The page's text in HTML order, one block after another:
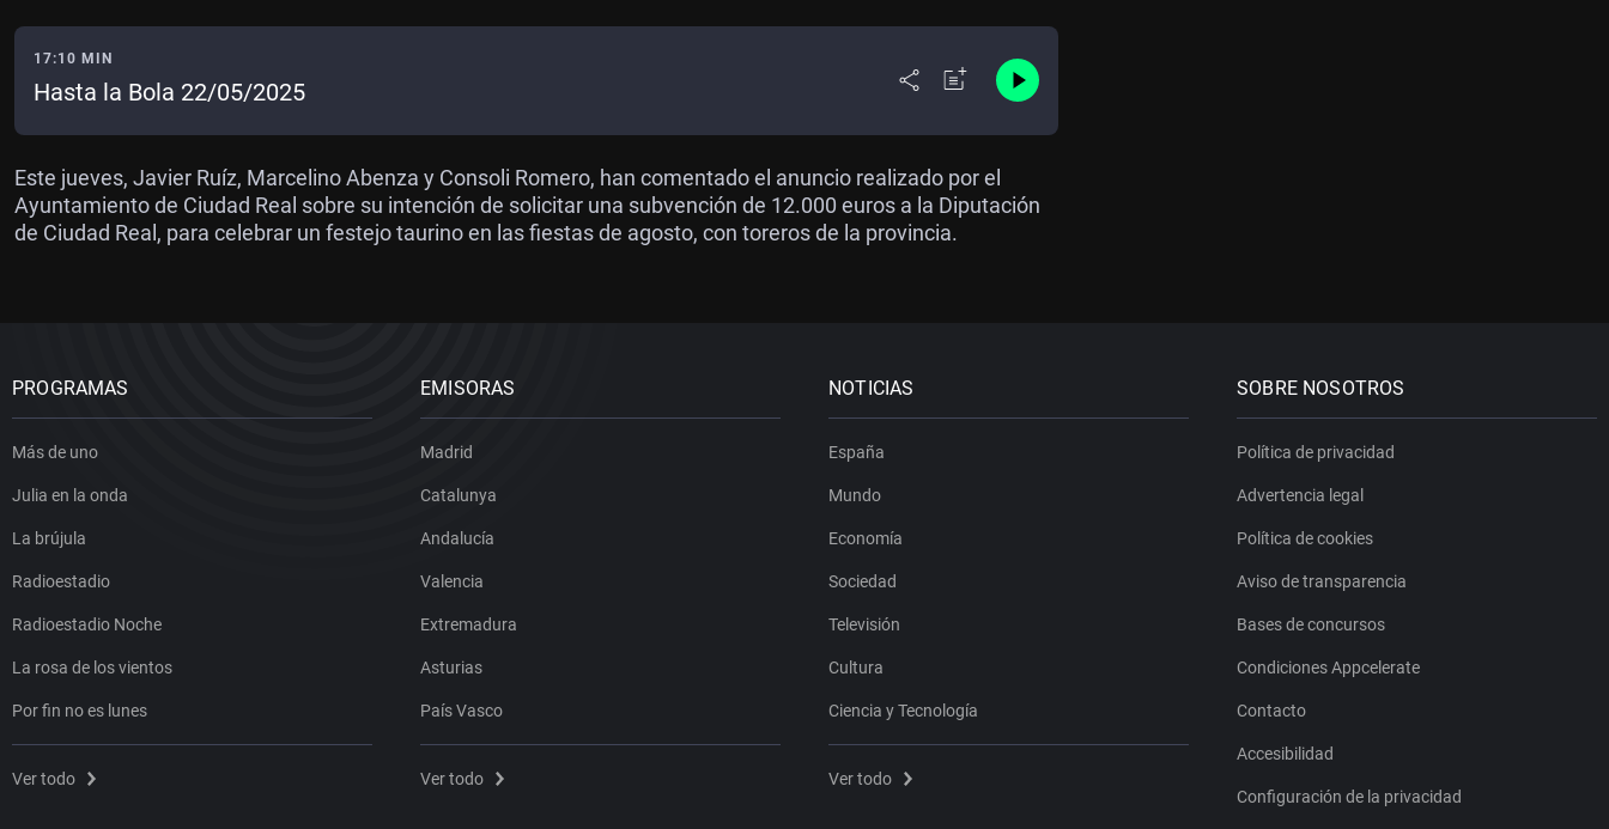
17:10 MIN
Hasta la Bola 22/05/2025
Este jueves, Javier Ruíz, Marcelino Abenza y Consoli Romero, han comentado el anuncio realizado por el
Ayuntamiento de Ciudad Real sobre su intención de solicitar una subvención de 12.000 euros a la Diputación
de Ciudad Real, para celebrar un festejo taurino en las fiestas de agosto, con toreros de la provincia.
PROGRAMAS
Más de uno
Julia en la onda
La brújula
Radioestadio
Radioestadio Noche
La rosa de los vientos
Por fin no es lunes
Ver todo
EMISORAS
Madrid
Catalunya
Andalucía
Valencia
Extremadura
Asturias
País Vasco
Ver todo
NOTICIAS
España
Mundo
Economía
Sociedad
Televisión
Cultura
Ciencia y Tecnología
Ver todo
SOBRE NOSOTROS
Política de privacidad
Advertencia legal
Política de cookies
Aviso de transparencia
Bases de concursos
Condiciones Appcelerate
Contacto
Accesibilidad
Configuración de la privacidad